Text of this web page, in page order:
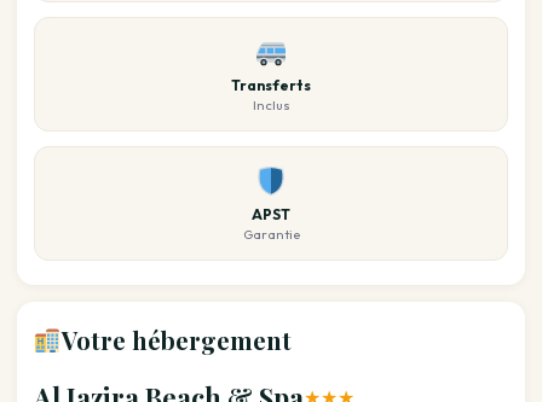
Transferts
Inclus
APST
Garantie
Votre hébergement
★★★